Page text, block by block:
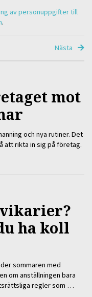
av personuppgifter till
.
Nästa
mot
och nya rutiner. Det
att rikta in sig på företag.
ha koll
sommaren med
om anställningen bara
regler som …